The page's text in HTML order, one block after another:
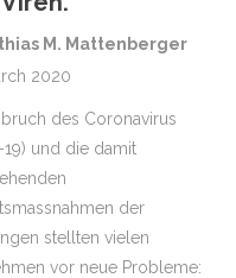
M. Mattenberger
2020
des Coronavirus
19) und die damit
der
stellten vielen
vor neue Probleme: